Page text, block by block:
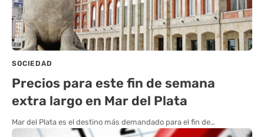
SOCIEDAD
Precios para este fin de semana
extra largo en Mar del Plata
Mar del Plata es el destino más demandado para el fin de…